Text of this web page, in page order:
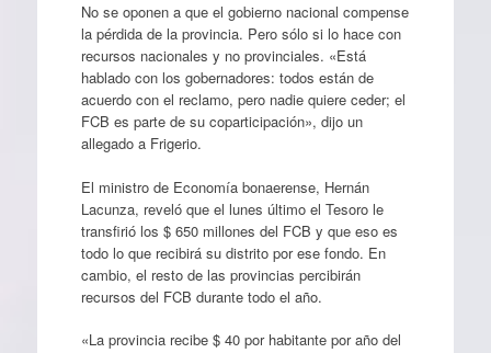
No se oponen a que el gobierno nacional compense
la pérdida de la provincia. Pero sólo si lo hace con
recursos nacionales y no provinciales. «Está
hablado con los gobernadores: todos están de
acuerdo con el reclamo, pero nadie quiere ceder; el
FCB es parte de su coparticipación», dijo un
allegado a Frigerio.
El ministro de Economía bonaerense, Hernán
Lacunza, reveló que el lunes último el Tesoro le
transfirió los $ 650 millones del FCB y que eso es
todo lo que recibirá su distrito por ese fondo. En
cambio, el resto de las provincias percibirán
recursos del FCB durante todo el año.
«La provincia recibe $ 40 por habitante por año del